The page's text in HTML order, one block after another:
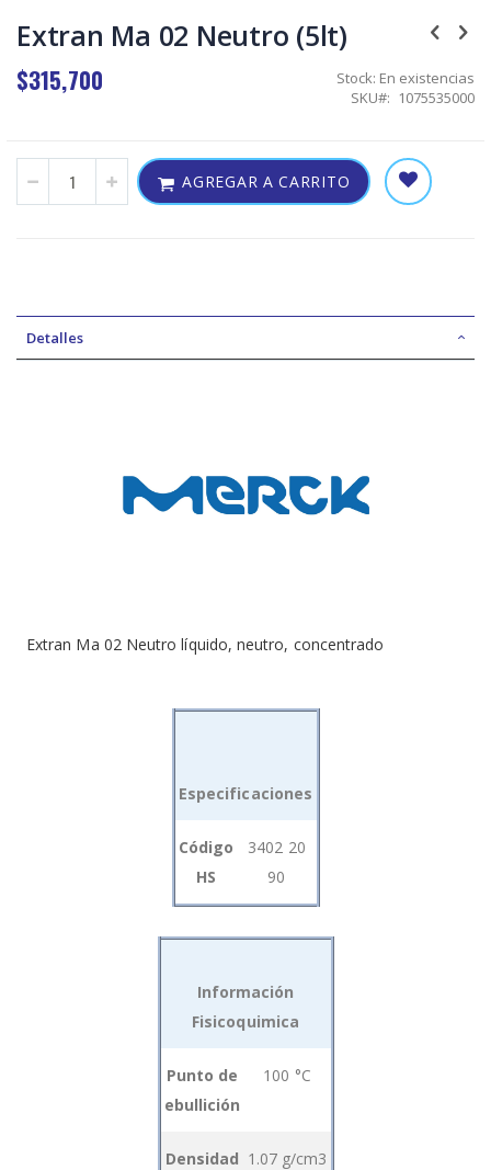
to
the
of
Extran Ma 02 Neutro (5lt)
$315,700 Stock: En existencias
SKU
1075535000
AGREGAR A CARRITO
Detalles
Extran Ma 02 Neutro líquido, neutro, concentrado
product
Especificaciones
Código
HS
3402 20
90
Información
Fisicoquimica
Punto de
ebullición
100 °C
Densidad 1.07 g/cm3